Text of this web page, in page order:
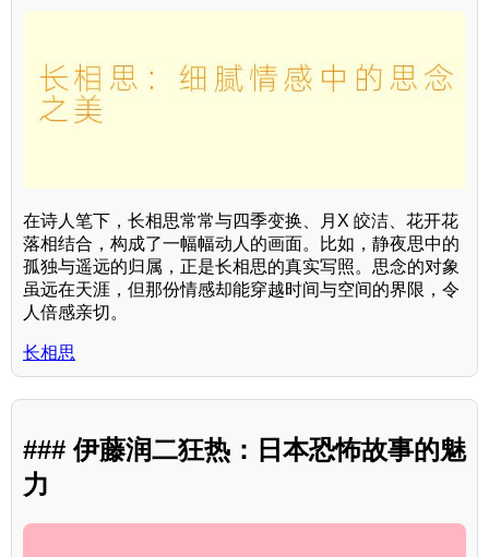
在诗人笔下，长相思常常与四季变换、月X 皎洁、花开花
落相结合，构成了一幅幅动人的画面。比如，静夜思中的
孤独与遥远的归属，正是长相思的真实写照。思念的对象
虽远在天涯，但那份情感却能穿越时间与空间的界限，令
人倍感亲切。
长相思
### 伊藤润二狂热：日本恐怖故事的魅
力